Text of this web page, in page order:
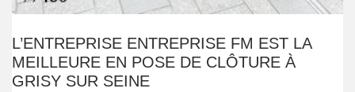
L’ENTREPRISE ENTREPRISE FM EST LA
MEILLEURE EN POSE DE CLÔTURE À
GRISY SUR SEINE